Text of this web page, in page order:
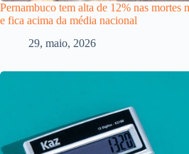
Pernambuco tem alta de 12% nas mortes
e fica acima da média nacional
29, maio, 2026